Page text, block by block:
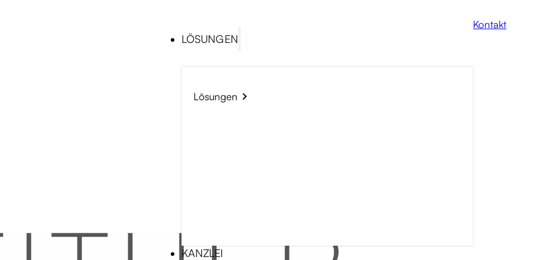
LÖSUNGEN
Lösungen
KANZLEI
Kontakt